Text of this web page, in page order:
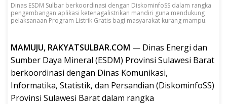
Dinas ESDM Sulbar berkoordinasi dengan DiskominfoSS dalam rangka
pengembangan aplikasi ketenagalistrikan mandiri guna mendukung
pelaksanaan Program Listrik Gratis bagi masyarakat kurang mampu.
MAMUJU, RAKYATSULBAR.COM — Dinas Energi dan
Sumber Daya Mineral (ESDM) Provinsi Sulawesi Barat
berkoordinasi dengan Dinas Komunikasi,
Informatika, Statistik, dan Persandian (DiskominfoSS)
Provinsi Sulawesi Barat dalam rangka